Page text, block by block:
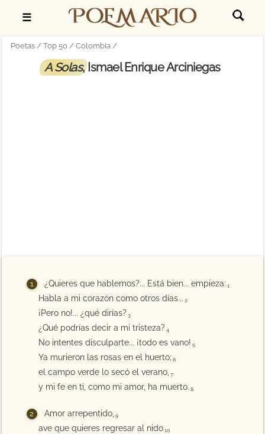
☰
Poetas Top 50 Colombia
A Solas, Ismael Enrique Arciniegas
¿Quieres que hablemos?... Está bien... empieza: 1
Habla a mi corazón como otros días... 2
¡Pero no!... ¿qué dirías? 3
¿Qué podrías decir a mi tristeza? 4
No intentes disculparte... ¡todo es vano! 5
Ya murieron las rosas en el huerto; 6
el campo verde lo secó el verano, 7
y mi fe en ti, como mi amor, ha muerto. 8
Amor arrepentido, 9
ave que quieres regresar al nido 10